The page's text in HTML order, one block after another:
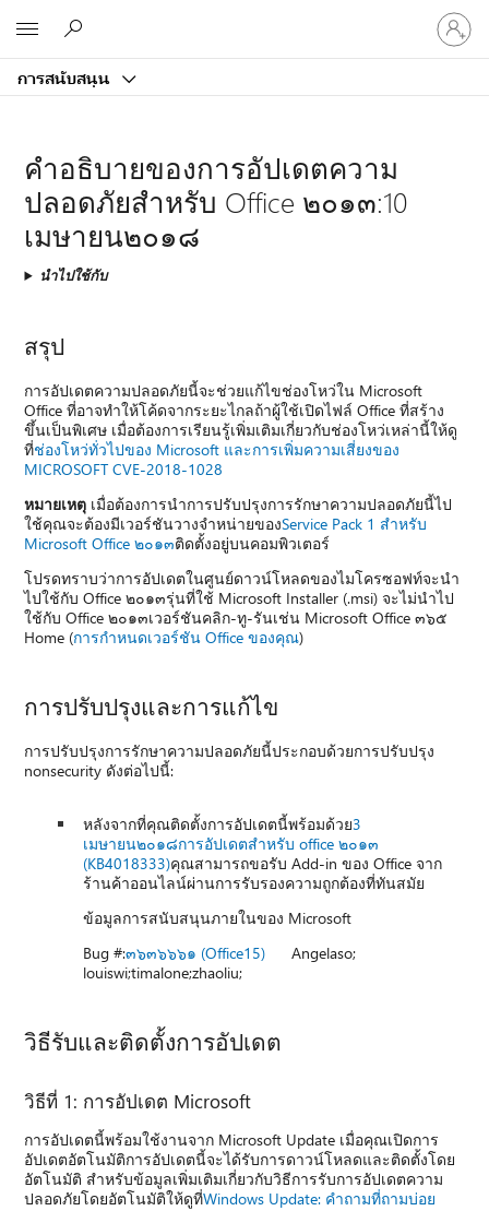
การสนับสนุน
ลงชื่อ
เข้า
บัญชี
คำอธิบายของการอัปเดตความ
ปลอดภัยสำหรับ Office ๒๐๑๓:10
เมษายน๒๐๑๘
นำไปใช้กับ
สรุป
การอัปเดตความปลอดภัยนี้จะช่วยแก้ไขช่องโหว่ใน Microsoft
Office ที่อาจทำให้โค้ดจากระยะไกลถ้าผู้ใช้เปิดไฟล์ Office ที่สร้าง
ขึ้นเป็นพิเศษ เมื่อต้องการเรียนรู้เพิ่มเติมเกี่ยวกับช่องโหว่เหล่านี้ให้ดู
ที่ช่องโหว่ทั่วไปของ Microsoft และการเพิ่มความเสี่ยงของ
MICROSOFT CVE-2018-1028
หมายเหตุ เมื่อต้องการนำการปรับปรุงการรักษาความปลอดภัยนี้ไป
ใช้คุณจะต้องมีเวอร์ชันวางจำหน่ายของService Pack 1 สำหรับ
Microsoft Office ๒๐๑๓ติดตั้งอยู่บนคอมพิวเตอร์
โปรดทราบว่าการอัปเดตในศูนย์ดาวน์โหลดของไมโครซอฟท์จะนำ
ไปใช้กับ Office ๒๐๑๓รุ่นที่ใช้ Microsoft Installer (.msi) จะไม่นำไป
ใช้กับ Office ๒๐๑๓เวอร์ชันคลิก-ทู-รันเช่น Microsoft Office ๓๖๕
Home (การกำหนดเวอร์ชัน Office ของคุณ)
การปรับปรุงและการแก้ไข
การปรับปรุงการรักษาความปลอดภัยนี้ประกอบด้วยการปรับปรุง
nonsecurity ดังต่อไปนี้:
หลังจากที่คุณติดตั้งการอัปเดตนี้พร้อมด้วย3
เมษายน๒๐๑๘การอัปเดตสำหรับ office ๒๐๑๓
(KB4018333)คุณสามารถขอรับ Add-in ของ Office จาก
ร้านค้าออนไลน์ผ่านการรับรองความถูกต้องที่ทันสมัย
ข้อมูลการสนับสนุนภายในของ Microsoft
Bug #:๓๖๓๖๖๖๑ (Office15)
Angelaso;
louiswi;timalone;zhaoliu;
วิธีรับและติดตั้งการอัปเดต
วิธีที่ 1: การอัปเดต Microsoft
การอัปเดตนี้พร้อมใช้งานจาก Microsoft Update เมื่อคุณเปิดการ
อัปเดตอัตโนมัติการอัปเดตนี้จะได้รับการดาวน์โหลดและติดตั้งโดย
อัตโนมัติ สำหรับข้อมูลเพิ่มเติมเกี่ยวกับวิธีการรับการอัปเดตความ
ปลอดภัยโดยอัตโนมัติให้ดูที่Windows Update: คำถามที่ถามบ่อย